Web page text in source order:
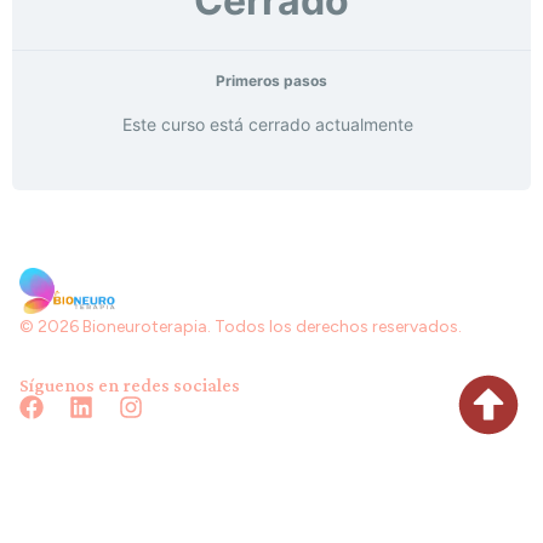
Primeros pasos
Este curso está cerrado actualmente
© 2026 Bioneuroterapia. Todos los derechos reservados.
Síguenos en redes sociales